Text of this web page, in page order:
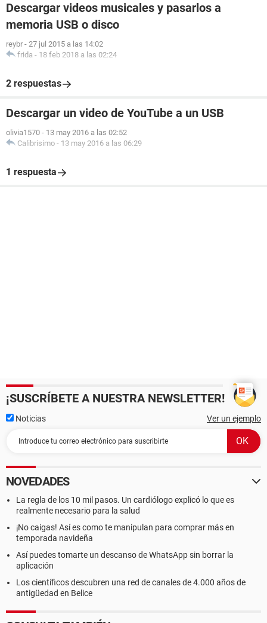
Descargar videos musicales y pasarlos a
memoria USB o disco
reybr - 27 jul 2015 a las 14:02
frida - 18 feb 2018 a las 02:24
2 respuestas
Descargar un video de YouTube a un USB
olivia1570 - 13 may 2016 a las 02:52
Calibrisimo - 13 may 2016 a las 06:29
1 respuesta
¡SUSCRÍBETE A NUESTRA NEWSLETTER!
Noticias Ver un ejemplo
NOVEDADES
La regla de los 10 mil pasos. Un cardiólogo explicó lo que es
realmente necesario para la salud
¡No caigas! Así es como te manipulan para comprar más en
temporada navideña
Así puedes tomarte un descanso de WhatsApp sin borrar la
aplicación
Los científicos descubren una red de canales de 4.000 años de
antigüedad en Belice